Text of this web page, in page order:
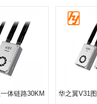
体链路30KM 华之翼V31